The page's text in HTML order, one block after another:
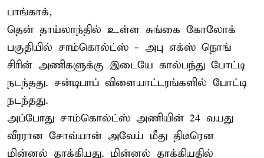
பாங்காக்,
தென் தாய்லாந்தில் உள்ள சுங்கை கோலோக்
பகுதியில் சாம்கொல்ட்ஸ் - அபு எக்ஸ் நொங்
சிரின் அணிகளுக்கு இடையே கால்பந்து போட்டி
நடந்தது. சன்டிபாப் விளையாட்டரங்களில் போட்டி
நடந்தது.
அப்போது சாம்கொல்ட்ஸ் அணியின் 24 வயது
வீரரான சோவ்யான் அவேய் மீது திடீரென
மின்னல் தாக்கியது. மின்னல் தாக்கியதில்